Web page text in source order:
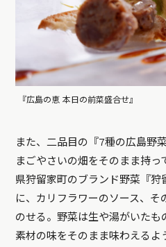
『広島の恵 本日の前菜盛合せ』
また、二品目の『7種の広島野
まごやさいの畑をそのまま持
県狩留家町のブランド野菜『狩
に、カリフラワーのソース、そ
のせる。野菜は生や湯がいたも
素材の味をそのまま味わえるよ